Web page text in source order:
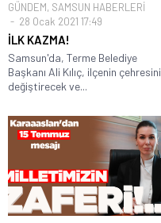
GÜNDEM, SAMSUN HABERLERİ
28 Ocak 2021 17:49
İLK KAZMA!
Samsun'da, Terme Belediye
Başkanı Ali Kılıç, ilçenin çehresini
değiştirecek ve...